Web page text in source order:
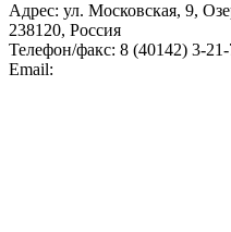
Адрес: ул. Московская, 9,
238120, Россия
Телефон/факс: 8 (40142) 3-21-
Email: